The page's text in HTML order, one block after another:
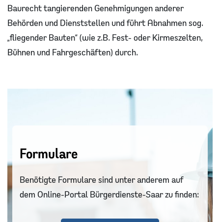
Baurecht tangierenden Genehmigungen anderer
Behörden und Dienststellen und führt Abnahmen sog.
„fliegender Bauten“ (wie z.B. Fest- oder Kirmeszelten,
Bühnen und Fahrgeschäften) durch.
Formulare
Benötigte Formulare sind unter anderem auf
dem Online-Portal Bürgerdienste-Saar zu finden: